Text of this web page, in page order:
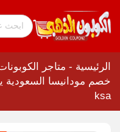
الرئيسية - متاجر
ksa